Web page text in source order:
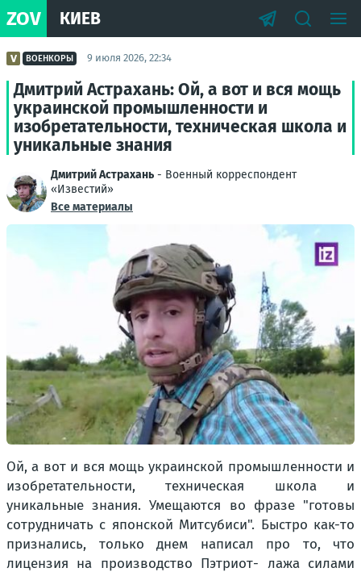
ZOV КИЕВ
ВОЕНКОРЫ 9 июля 2026, 22:34
Дмитрий Астрахань: Ой, а вот и вся мощь
украинской промышленности и
изобретательности, техническая школа и
уникальные знания
Дмитрий Астрахань - Военный корреспондент
«Известий»
Все материалы
Ой, а вот и вся мощь украинской промышленности и
изобретательности, техническая школа и
уникальные знания. Умещаются во фразе "готовы
сотрудничать с японской Митсубиси". Быстро как-то
признались, только днем написал про то, что
лицензия на производство Пэтриот- лажа силами